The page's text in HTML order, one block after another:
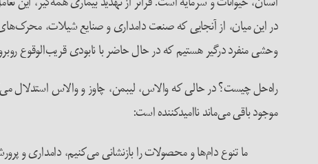
در این میان، از آنجایی که صنعت دامداری و صنایع شیلات،
وحشی منفرد درگیر هستیم که در حال حاضر با نابودی قریب‌الوقوع
راه‌حل چیست؟ در حالی که والاس، لیبمن، چاوز و والاس استدلال
موجود باقی می‌ماند ناامیدکننده است:
ما تنوع دام‌ها و محصولات را بازنشانی می‌کنیم، دامداری و